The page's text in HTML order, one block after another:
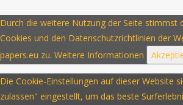
Durch die weitere Nutzung der Seite stimmst
Cookies und den Datenschutzrichtlinien der
papers.eu zu. Weitere Informationen
Die Cookie-Einstellungen auf dieser Website
zulassen" eingestellt, um das beste